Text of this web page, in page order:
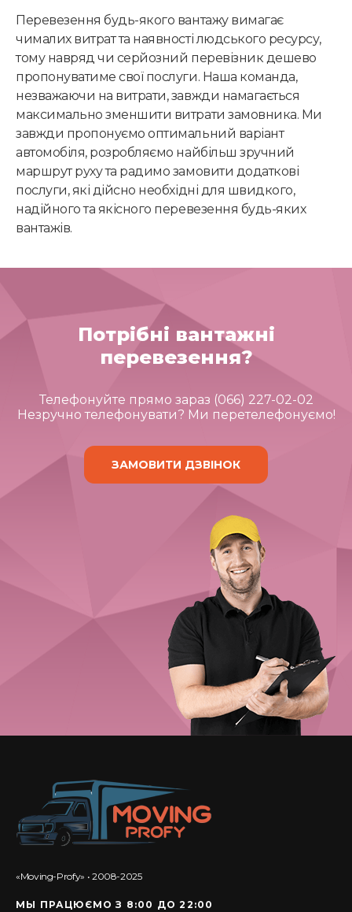
Перевезення будь-якого вантажу вимагає
чималих витрат та наявності людського ресурсу,
тому навряд чи серйозний перевізник дешево
пропонуватиме свої послуги. Наша команда,
незважаючи на витрати, завжди намагається
максимально зменшити витрати замовника. Ми
завжди пропонуємо оптимальний варіант
автомобіля, розробляємо найбільш зручний
маршрут руху та радимо замовити додаткові
послуги, які дійсно необхідні для швидкого,
надійного та якісного перевезення будь-яких
вантажів.
Потрібні вантажні
перевезення?
Телефонуйте прямо зараз (066) 227-02-02
Незручно телефонувати? Ми перетелефонуємо!
ЗАМОВИТИ ДЗВІНОК
«Moving-Profy» • 2008-2025
МЫ ПРАЦЮЄМО З 8:00 ДО 22:00